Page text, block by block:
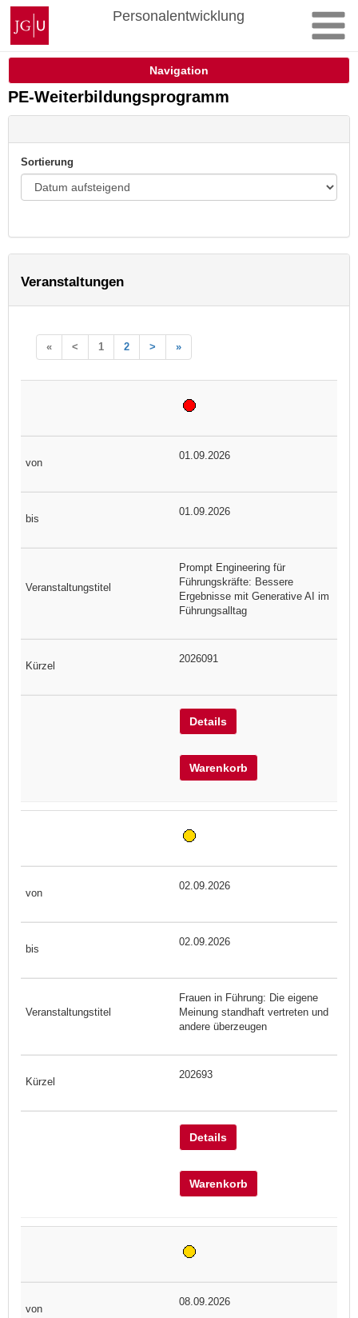
Zum
Inhalt
springen
Johannes
Gutenberg-
Universität
Personalentwicklung
Navigation
PE-Weiterbildungsprogramm
Sortierung
Veranstaltungen
« < 1 2 > »
01.09.2026
01.09.2026
Prompt Engineering für
Führungskräfte: Bessere
Ergebnisse mit Generative AI im
Führungsalltag
2026091
Details
Warenkorb
02.09.2026
02.09.2026
Frauen in Führung: Die eigene
Meinung standhaft vertreten und
andere überzeugen
202693
Details
Warenkorb
08.09.2026